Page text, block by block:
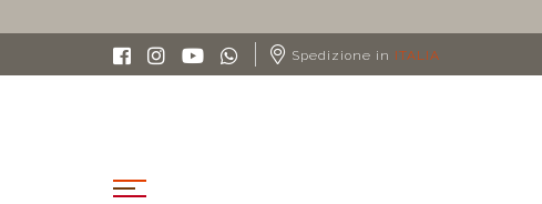
Spedizione in ITALIA